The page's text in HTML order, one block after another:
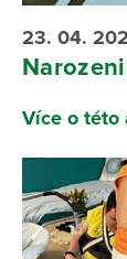
23. 04.
Více o této